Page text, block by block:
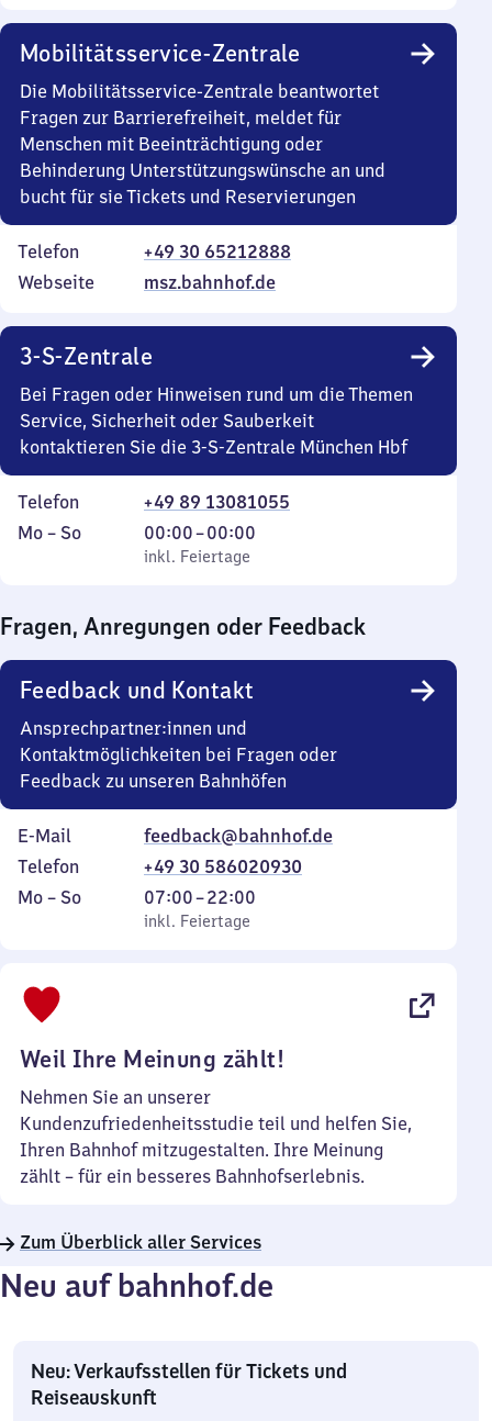
Mobilitätsservice-Zentrale
Die Mobilitätsservice-Zentrale beantwortet
Fragen zur Barrierefreiheit, meldet für
Menschen mit Beeinträchtigung oder
Behinderung Unterstützungswünsche an und
bucht für sie Tickets und Reservierungen
Telefon
+49 30 65212888
Webseite
msz.bahnhof.de
3-S-Zentrale
Bei Fragen oder Hinweisen rund um die Themen
Service, Sicherheit oder Sauberkeit
kontaktieren Sie die 3-S-Zentrale München Hbf
Telefon
+49 89 13081055
Montag
Mo – So,
inkl. Feiertage
00:00–00:00
Von
0
0
Uhr
inkl. Feiertage
Fragen, Anregungen oder Feedback
Feedback und Kontakt
Ansprechpartner:innen und
Kontaktmöglichkeiten bei Fragen oder
Feedback zu unseren Bahnhöfen
E-Mail
feedback@bahnhof.de
Telefon
+49 30 586020930
Montag
Mo – So,
inkl. Feiertage
07:00–22:00
Von
7
inkl. Feiertage
Weil Ihre Meinung zählt!
Nehmen Sie an unserer
Kundenzufriedenheitsstudie teil und helfen Sie,
Ihren Bahnhof mitzugestalten. Ihre Meinung
zählt – für ein besseres Bahnhofserlebnis.
Zum Überblick aller Services
Neu auf bahnhof.de
Neu: Verkaufsstellen für Tickets und
Reiseauskunft